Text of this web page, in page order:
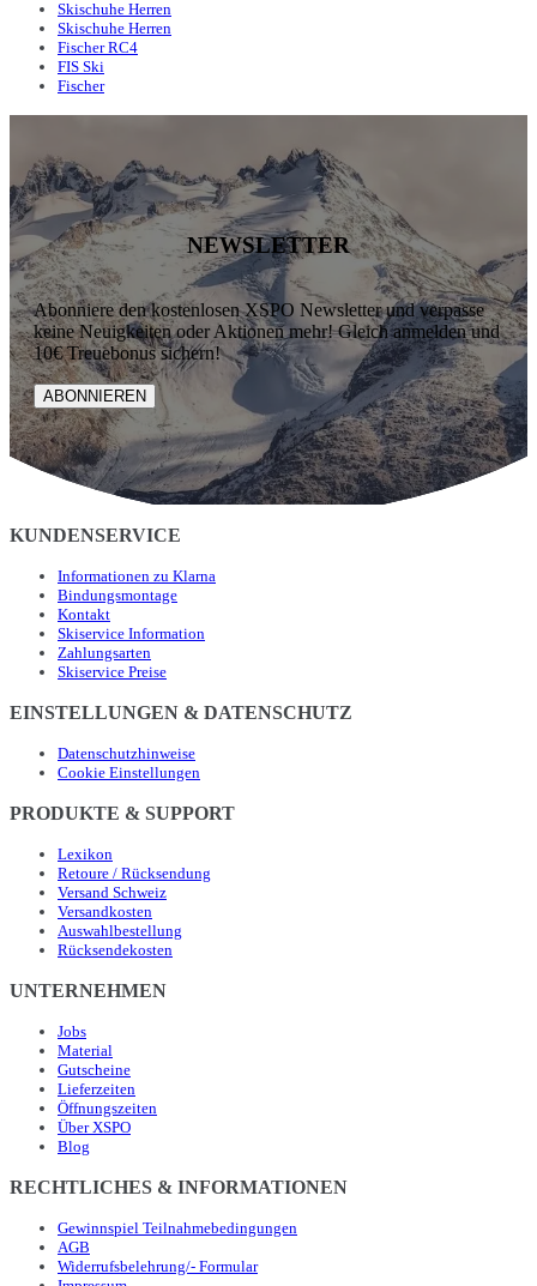
Skischuhe Herren
Skischuhe Herren
Fischer RC4
FIS Ski
Fischer
NEWSLETTER
Abonniere den kostenlosen XSPO Newsletter und verpasse
keine Neuigkeiten oder Aktionen mehr! Gleich anmelden und
10€ Treuebonus sichern!
ABONNIEREN
KUNDENSERVICE
Informationen zu Klarna
Bindungsmontage
Kontakt
Skiservice Information
Zahlungsarten
Skiservice Preise
EINSTELLUNGEN & DATENSCHUTZ
Datenschutzhinweise
Cookie Einstellungen
PRODUKTE & SUPPORT
Lexikon
Retoure / Rücksendung
Versand Schweiz
Versandkosten
Auswahlbestellung
Rücksendekosten
UNTERNEHMEN
Jobs
Material
Gutscheine
Lieferzeiten
Öffnungszeiten
Über XSPO
Blog
RECHTLICHES & INFORMATIONEN
Gewinnspiel Teilnahmebedingungen
AGB
Widerrufsbelehrung/- Formular